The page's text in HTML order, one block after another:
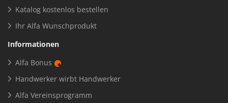
Katalog kostenlos bestellen
Ihr Alfa Wunschprodukt
Informationen
Alfa Bonus
Handwerker wirbt Handwerker
Alfa Vereinsprogramm